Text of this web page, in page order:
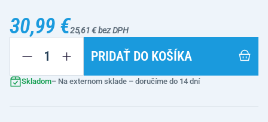
30,99 €25,61 € bez DPH
PRIDAŤ DO KOŠÍKA
Skladom– Na externom sklade – doručíme do 14 dní